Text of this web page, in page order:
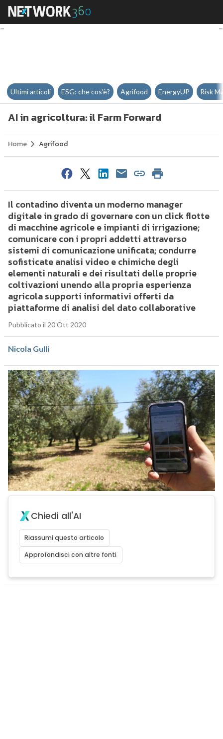
AI in agricoltura: il Farm Forward
Ultimi articoli ESG: che cos'è? Agrifood EnergyUP Risk
AI in agricoltura: il Farm Forward
Home Agrifood
Il contadino diventa un moderno manager
digitale in grado di governare con un click flotte
di macchine agricole e impianti di irrigazione;
comunicare con i propri addetti attraverso
sistemi di comunicazione unificata; condurre
sofisticate analisi video e chimiche degli
elementi naturali e dei risultati delle proprie
coltivazioni unendo alla propria esperienza
agricola supporti informativi offerti da
piattaforme di analisi del dato collaborative
Pubblicato il 20 Ott 2020
Nicola Gulli
Chiedi all'AI
Riassumi questo articolo
Approfondisci con altre fonti